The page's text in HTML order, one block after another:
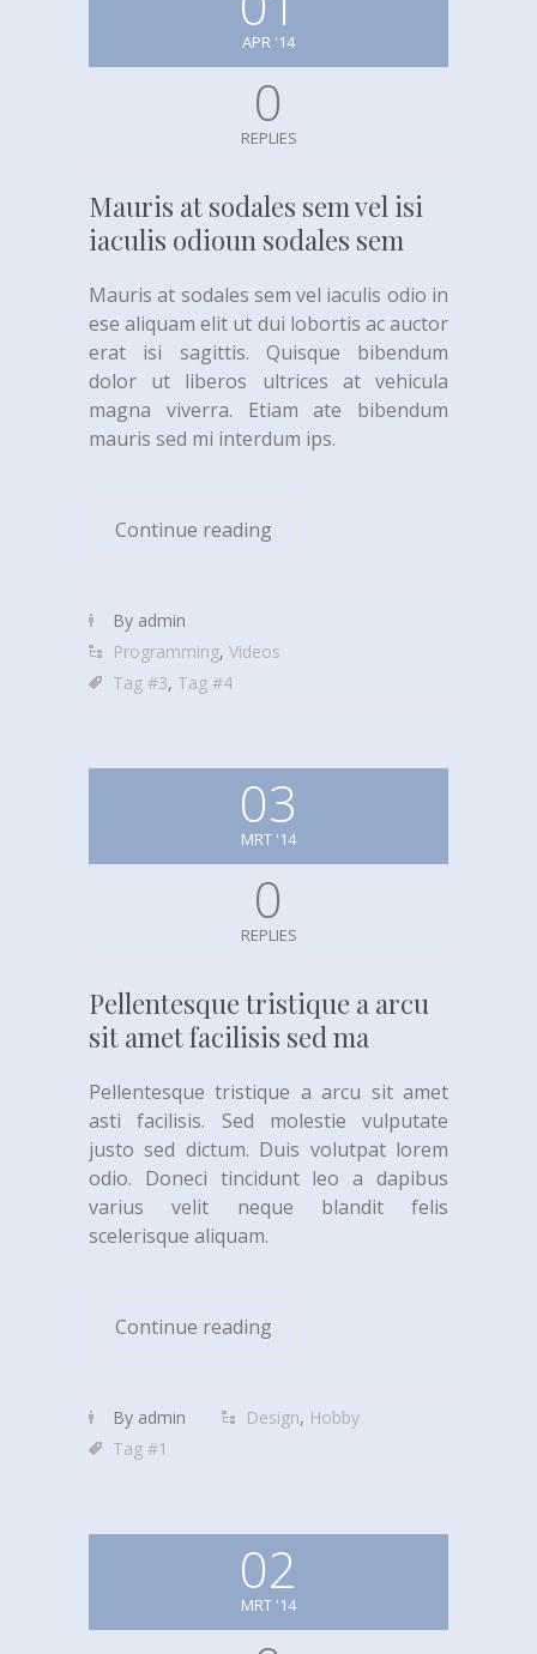
APR '14
0
REPLIES
Mauris at sodales sem vel isi
iaculis odioun sodales sem
Mauris at sodales sem vel iaculis odio in
ese aliquam elit ut dui lobortis ac auctor
erat isi sagittis. Quisque bibendum
dolor ut liberos ultrices at vehicula
magna viverra. Etiam ate bibendum
mauris sed mi interdum ips.
Continue reading
By admin
Programming, Videos
Tag #3, Tag #4
03
MRT '14
0
REPLIES
Pellentesque tristique a arcu
sit amet facilisis sed ma
Pellentesque tristique a arcu sit amet
asti facilisis. Sed molestie vulputate
justo sed dictum. Duis volutpat lorem
odio. Doneci tincidunt leo a dapibus
varius velit neque blandit felis
scelerisque aliquam.
Continue reading
By admin Design, Hobby
Tag #1
02
MRT '14